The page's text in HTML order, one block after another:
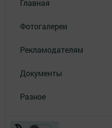
Главная
Фотогалереи
Рекламодателям
Документы
Разное